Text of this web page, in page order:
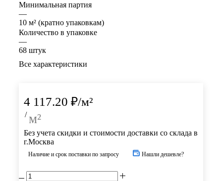
Минимальная партия
—
10 м² (кратно упаковкам)
Количество в упаковке
—
68 штук
Все характеристики
4 117.20 ₽/м²
/ м²
Без учета скидки и стоимости доставки со склада в
г.Москва
Наличие и срок поставки по запросу Нашли дешевле?